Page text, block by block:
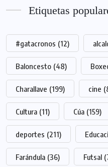
Etiquetas
#gatacronos (12)
Baloncesto (48)
Charallave (199) cine
Cultura (11) Cúa (159)
deportes (211)
Farándula (36) Futsal